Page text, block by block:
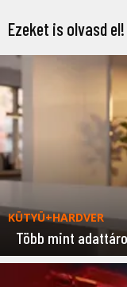
Ezeket is olvasd el!
KÜTYÜ+HARDVER
Több mint